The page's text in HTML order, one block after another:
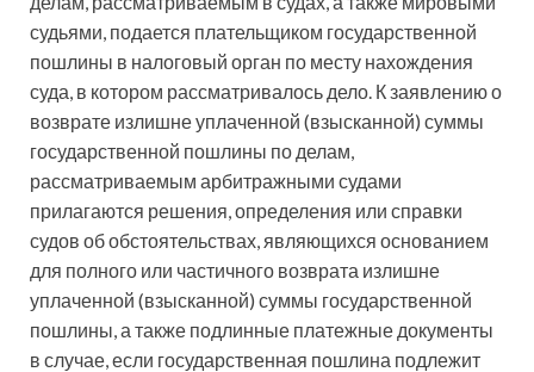
судьями, подается плательщиком государственной
пошлины в налоговый орган по месту нахождения
суда, в котором рассматривалось дело. К заявлению о
возврате излишне уплаченной (взысканной) суммы
государственной пошлины по делам,
рассматриваемым арбитражными судами
прилагаются решения, определения или справки
судов об обстоятельствах, являющихся основанием
для полного или частичного возврата излишне
уплаченной (взысканной) суммы государственной
пошлины, а также подлинные платежные документы
в случае, если государственная пошлина подлежит